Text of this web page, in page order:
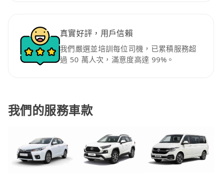
真實好評，用戶信賴
我們嚴選並培訓每位司機，已累積服務超
過 50 萬人次，滿意度高達 99%。
我們的服務車款